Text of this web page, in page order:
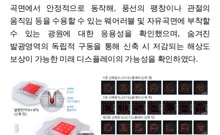
곡면에서 안정적으로 동작해 , 풍선의 팽창이나 관절의
움직임 등을 수용할 수 있는 웨어러블 및 자유곡면에 부착할
수 있는 광원에 대한 응용성을 확인했으며 , 숨겨진
발광영역의 독립적 구동을 통해 신축 시 저감되는 해상도
보상이 가능한 미래 디스플레이의 가능성을 확인하였다.